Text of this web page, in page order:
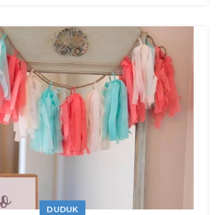
DUDUK